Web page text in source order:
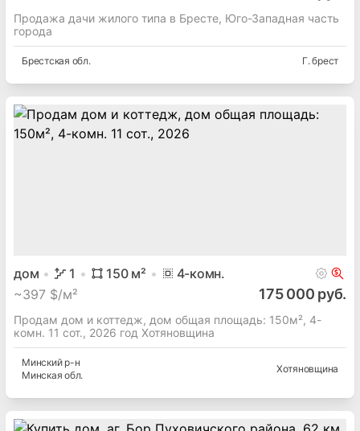
Продажа дачи жилого типа в Бресте, Юго-Западная часть
города
Брестская обл. Г. брест
дом 1 150м² 4-комн.
~397 $/м² 175 000 руб.
Продам дом и коттедж, дом общая площадь: 150м², 4-
комн. 11 сот., 2026 год Хотяновщина
Минскийр-н
Минская обл.
Хотяновщина